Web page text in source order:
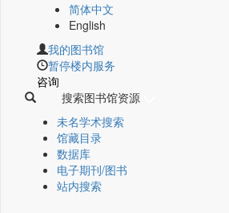
简体中文
English
我的图书馆
暂停楼内服务
咨询
搜索图书馆资源
未名学术搜索
馆藏目录
数据库
电子期刊/图书
站内搜索